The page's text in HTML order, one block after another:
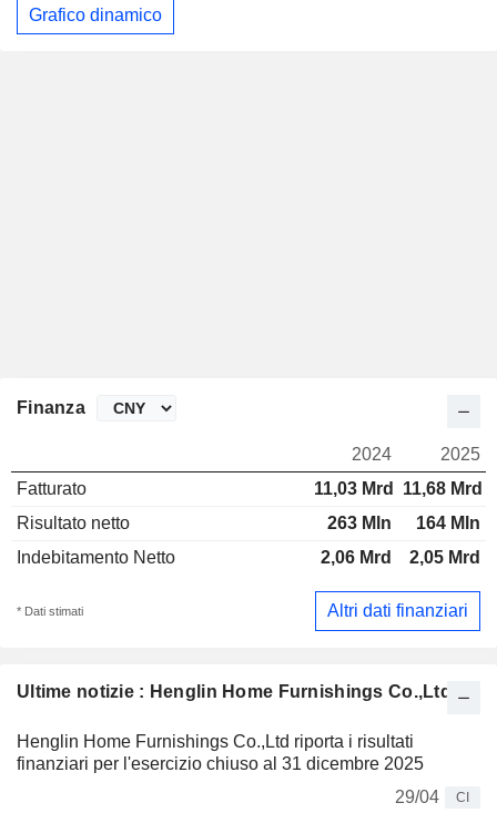
Grafico dinamico
Ultime notizie : Henglin Home Furnishings Co.,Ltd
Henglin Home Furnishings Co.,Ltd riporta i risultati
finanziari per l'esercizio chiuso al 31 dicembre 2025
29/04
CI
Finanza
2024
2025
Fatturato
11,03 Mrd
11,68 Mrd
Risultato netto
263 Mln
164 Mln
Indebitamento Netto
2,06 Mrd 2,05 Mrd
* Dati stimati Altri dati finanziari